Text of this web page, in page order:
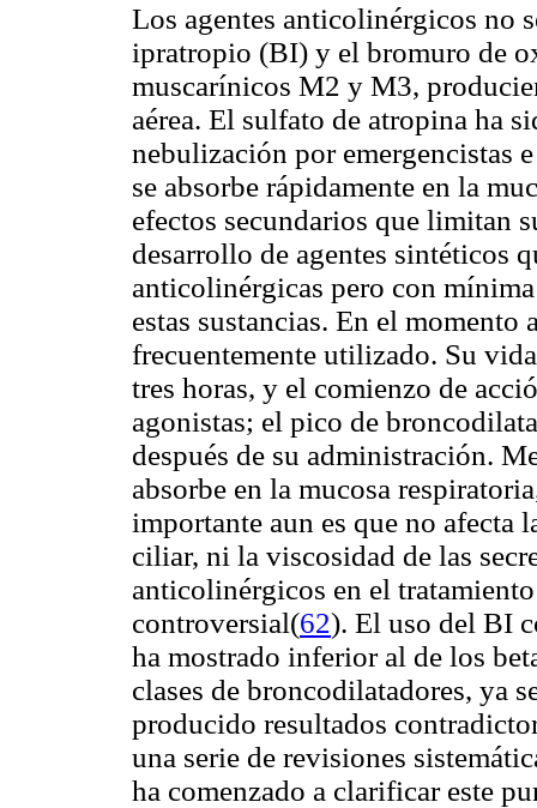
Los agentes anticolinérgicos no
ipratropio (BI) y el bromuro de
muscarínicos M2 y M3,
aérea. El sulfato de atropina ha
nebulización por emergencistas
se absorbe rápidamente en la
efectos secundarios que limitan
desarrollo de agentes sintéticos
anticolinérgicas pero con
estas sustancias. En el
frecuentemente utilizado. Su
tres horas, y el comienzo de
agonistas; el pico de
después de su administración.
absorbe en la mucosa
importante aun es que no afecta
ciliar, ni la viscosidad de las
anticolinérgicos en el
controversial(62). El uso del BI
ha mostrado inferior al de los
clases de broncodilatadores, ya
producido resultados
una serie de revisiones
ha comenzado a clarificar este